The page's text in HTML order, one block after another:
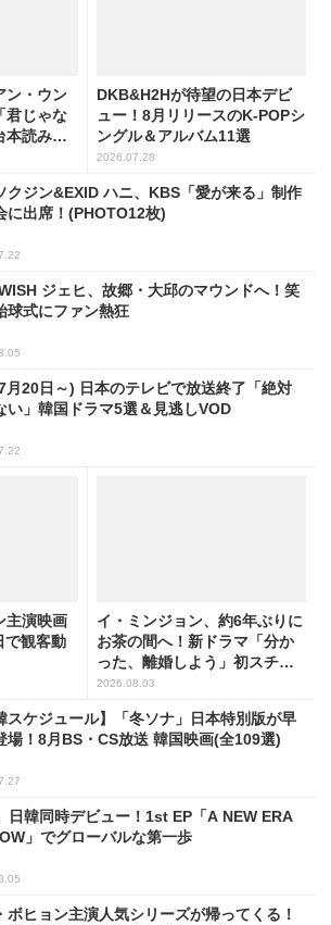
ン・ウン
君じゃな
本読み合
DKB&H2Hが待望の日本デビ
ュー！8月リリースのK-POPシ
ングル＆アルバム11選
2026.07.28
クジン&EXID ハニ、KBS「愛が来る」制作
に出席！(PHOTO12枚)
ジェヒ、故郷・大邱のマウンドへ！笑
球式にファン熱狂
月20日～) 日本のテレビで放送終了「絶対
い」韓国ドラマ5選＆見逃しVOD
主演映画
で観客動
イ・ミンジョン、約6年ぶりに
お茶の間へ！新ドラマ「分か
った、離婚しよう」初スチー
ル公開
2026.08.03
スケジュール】「冬ソナ」日本特別版が早
場！8月BS・CS放送 韓国映画(全109選)
日韓同時デビュー！1st EP「A NEW ERA
」でグローバルな第一歩
ボヒョン主演人気シリーズが帰ってくる！